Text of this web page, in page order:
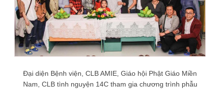
Đại diện Bệnh viện, CLB AMIE, Giáo hội Phật Giáo Miền
Nam, CLB tình nguyện 14C tham gia chương trình phẫu